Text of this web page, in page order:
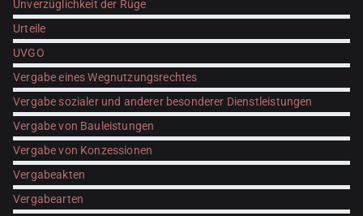
Unverzüglichkeit der Rüge
Urteile
UVGO
Vergabe eines Wegnutzungsrechtes
Vergabe sozialer und anderer besonderer Dienstleistungen
Vergabe von Bauleistungen
Vergabe von Konzessionen
Vergabeakten
Vergabearten